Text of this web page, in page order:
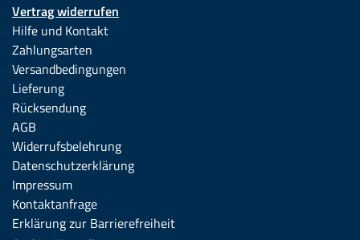
Vertrag widerrufen
Hilfe und Kontakt
Zahlungsarten
Versandbedingungen
Lieferung
Rücksendung
AGB
Widerrufsbelehrung
Datenschutzerklärung
Impressum
Kontaktanfrage
Erklärung zur Barrierefreiheit